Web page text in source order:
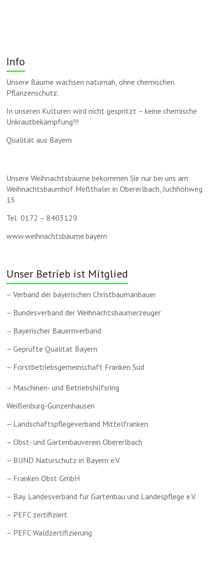
Info
Unsere Bäume wachsen naturnah, ohne chemischen
Pflanzenschutz.
In unseren Kulturen wird nicht gespritzt – keine chemische
Unkrautbekämpfung!!!
Qualität aus Bayern
Unsere Weihnachtsbäume bekommen Sie nur bei uns am
Weihnachtsbaumhof Meßthaler in Obererlbach, Juchhöhweg
15
Tel: 0172 – 8403129
www.weihnachtsbäume.bayern
Unser Betrieb ist Mitglied
– Verband der bayerischen Christbaumanbauer
– Bundesverband der Weihnachtsbaumerzeuger
– Bayerischer Bauernverband
– Geprüfte Qualität Bayern
– Forstbetriebsgemeinschaft Franken Süd
– Maschinen- und Betriebshilfsring
Weißenburg-Gunzenhausen
– Landschaftspflegeverband Mittelfranken
– Obst- und Gartenbauverein Obererlbach
– BUND Naturschutz in Bayern e.V.
– Franken Obst GmbH
– Bay. Landesverband für Gartenbau und Landespflege e.V.
– PEFC zertifiziert
– PEFC Waldzertifizierung